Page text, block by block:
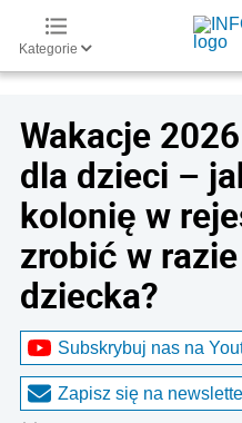
Kategorie
Wakacje
dla dzieci –
kolonię w
zrobić w
dziecka?
Subskrybuj nas na
Zapisz się na